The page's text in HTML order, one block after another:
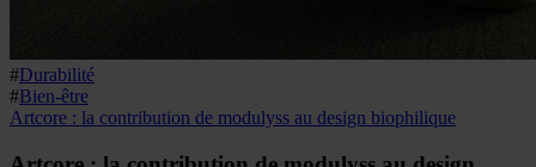
#Durabilité
#Bien-être
Artcore : la contribution de modulyss au design biophilique